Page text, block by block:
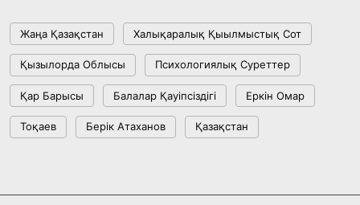
Мемлекет басшысы Көбейтұз көлінің жай-
күйіне назар аударды
18:22, 17 Шілде 2026
10:28, 15 Шілде 2026
Жаңа Қазақстан Халықаралық Қыылмыстық Сот
Қызылорда Облысы Психологиялық Суреттер
Қар Барысы Балалар Қауіпсіздігі Еркін Омар
Тоқаев Берік Атаханов Қазақстан